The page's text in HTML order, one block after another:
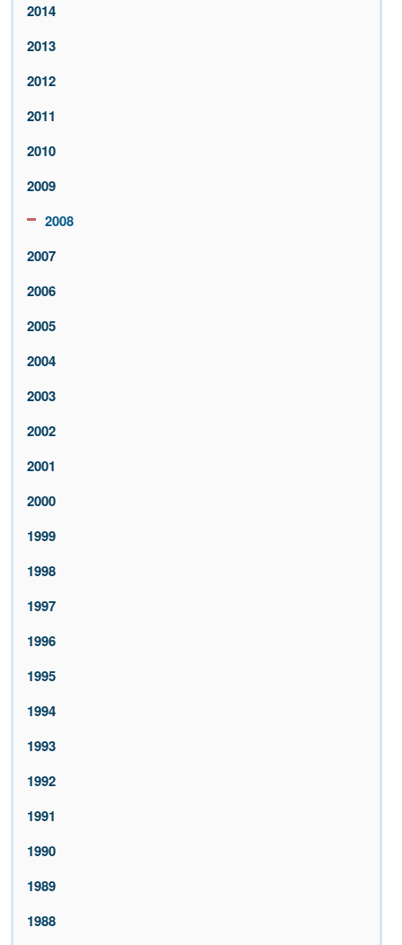
2014
2013
2012
2011
2010
2009
2008
2007
2006
2005
2004
2003
2002
2001
2000
1999
1998
1997
1996
1995
1994
1993
1992
1991
1990
1989
1988